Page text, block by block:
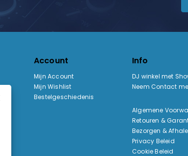
Account
Mijn Account
Mijn Wishlist
Bestelgeschiedenis
Info
DJ winkel met
Neem Contact
Algemene
Retouren &
Bezorgen &
Privacy Beleid
Cookie Beleid